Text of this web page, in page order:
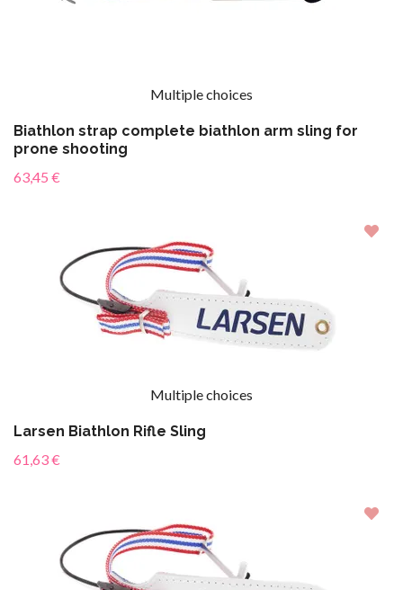
Multiple choices
Biathlon strap complete biathlon arm sling for
prone shooting
63,45 €
Multiple choices
Larsen Biathlon Rifle Sling
61,63 €